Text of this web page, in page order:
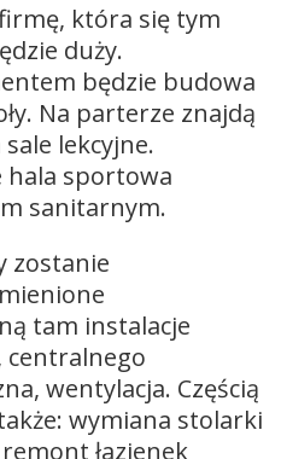
która się tym
duży.
będzie budowa
Na parterze znajdą
lekcyjne.
hala sportowa
sanitarnym.
zostanie
tam instalacje
centralnego
wentylacja. Częścią
wymiana stolarki
łazienek